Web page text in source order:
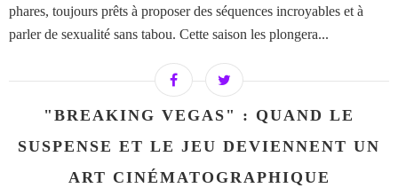
phares, toujours prêts à proposer des séquences incroyables et à
parler de sexualité sans tabou. Cette saison les plongera...
"BREAKING VEGAS" : QUAND LE
SUSPENSE ET LE JEU DEVIENNENT UN
ART CINÉMATOGRAPHIQUE